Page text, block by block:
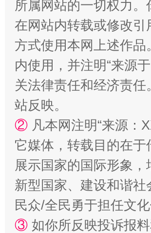
阿坝州三大球赛在茂县开幕
所属网站的一切权力
在网站内转载或修改
方式使用本网上述作
内使用，并注明“来源
关法律责任和经济责
站反映。
② 凡本网注明“来源：
它媒体，转载目的在
展示国家的国际形象
新型国家、建设和谐
民众/全民勇于担任文
③ 如你所反映投诉报